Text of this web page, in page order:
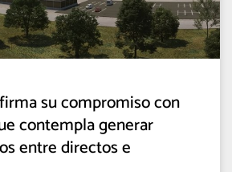
su compromiso con
contempla generar
entre directos e